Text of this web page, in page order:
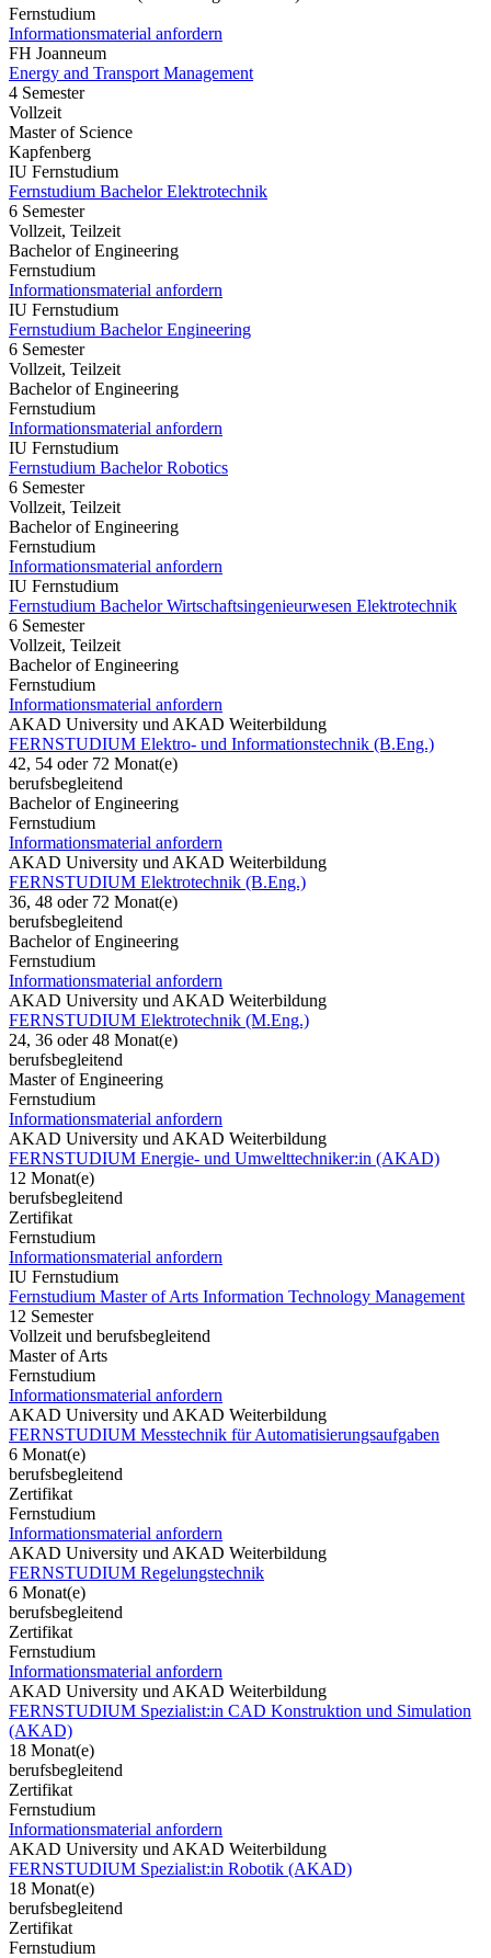
Fernstudium
Informationsmaterial anfordern
FH Joanneum
Energy and Transport Management
4 Semester
Vollzeit
Master of Science
Kapfenberg
IU Fernstudium
Fernstudium Bachelor Elektrotechnik
6 Semester
Vollzeit, Teilzeit
Bachelor of Engineering
Fernstudium
Informationsmaterial anfordern
IU Fernstudium
Fernstudium Bachelor Engineering
6 Semester
Vollzeit, Teilzeit
Bachelor of Engineering
Fernstudium
Informationsmaterial anfordern
IU Fernstudium
Fernstudium Bachelor Robotics
6 Semester
Vollzeit, Teilzeit
Bachelor of Engineering
Fernstudium
Informationsmaterial anfordern
IU Fernstudium
Fernstudium Bachelor Wirtschaftsingenieurwesen Elektrotechnik
6 Semester
Vollzeit, Teilzeit
Bachelor of Engineering
Fernstudium
Informationsmaterial anfordern
AKAD University und AKAD Weiterbildung
FERNSTUDIUM Elektro- und Informationstechnik (B.Eng.)
42, 54 oder 72 Monat(e)
berufsbegleitend
Bachelor of Engineering
Fernstudium
Informationsmaterial anfordern
AKAD University und AKAD Weiterbildung
FERNSTUDIUM Elektrotechnik (B.Eng.)
36, 48 oder 72 Monat(e)
berufsbegleitend
Bachelor of Engineering
Fernstudium
Informationsmaterial anfordern
AKAD University und AKAD Weiterbildung
FERNSTUDIUM Elektrotechnik (M.Eng.)
24, 36 oder 48 Monat(e)
berufsbegleitend
Master of Engineering
Fernstudium
Informationsmaterial anfordern
AKAD University und AKAD Weiterbildung
FERNSTUDIUM Energie- und Umwelttechniker:in (AKAD)
12 Monat(e)
berufsbegleitend
Zertifikat
Fernstudium
Informationsmaterial anfordern
IU Fernstudium
Fernstudium Master of Arts Information Technology Management
12 Semester
Vollzeit und berufsbegleitend
Master of Arts
Fernstudium
Informationsmaterial anfordern
AKAD University und AKAD Weiterbildung
FERNSTUDIUM Messtechnik für Automatisierungsaufgaben
6 Monat(e)
berufsbegleitend
Zertifikat
Fernstudium
Informationsmaterial anfordern
AKAD University und AKAD Weiterbildung
FERNSTUDIUM Regelungstechnik
6 Monat(e)
berufsbegleitend
Zertifikat
Fernstudium
Informationsmaterial anfordern
AKAD University und AKAD Weiterbildung
FERNSTUDIUM Spezialist:in CAD Konstruktion und Simulation
(AKAD)
18 Monat(e)
berufsbegleitend
Zertifikat
Fernstudium
Informationsmaterial anfordern
AKAD University und AKAD Weiterbildung
FERNSTUDIUM Spezialist:in Robotik (AKAD)
18 Monat(e)
berufsbegleitend
Zertifikat
Fernstudium